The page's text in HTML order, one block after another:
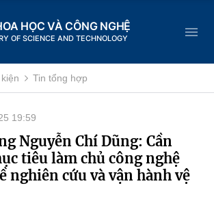
HỌC VÀ CÔNG NGHỆ
OF SCIENCE AND TECHNOLOGY
Tin tổng hợp
19:59
Nguyễn Chí Dũng: Cần
tiêu làm chủ công nghệ
nghiên cứu và vận hành vệ